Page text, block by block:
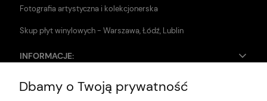
Fotografia artystyczna i kolekcjonerska
Skup płyt winylowych - Warszawa, Łódź, Lublin
INFORMACJE:
Zwroty i reklamacje
Dbamy o Twoją prywatność